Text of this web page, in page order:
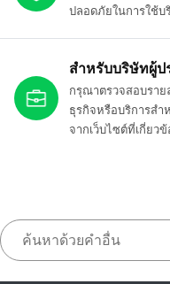
ปลอดภัยในการใช้บ
สำหรับบริษัทผู้
กรุณาตรวจสอบราย
ธุรกิจหรือบริการส
จากเว็บไซต์ที่เกี่ยวข้